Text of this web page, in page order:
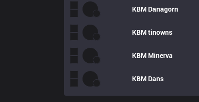
KBM Danagorn
KBMtinowns
KBM Minerva
KBM Dans